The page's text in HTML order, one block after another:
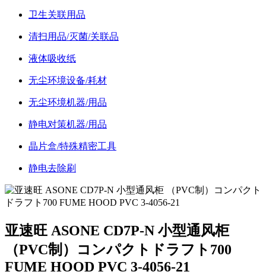
卫生关联用品
清扫用品/灭菌/关联品
液体吸收纸
无尘环境设备/耗材
无尘环境机器/用品
静电对策机器/用品
晶片盒/特殊精密工具
静电去除刷
亚速旺 ASONE CD7P-N 小型通风柜
（PVC制）コンパクトドラフト700
FUME HOOD PVC 3-4056-21